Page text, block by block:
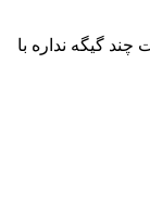
گیگه نداره با